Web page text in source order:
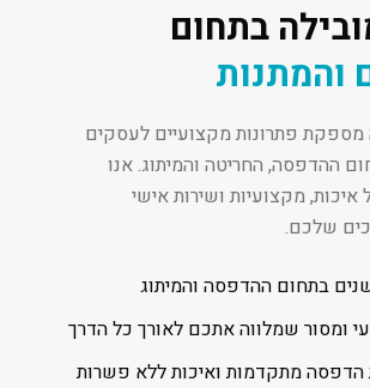
בתחום
והמתנות
פתרונות מקצועיים לעסקים
ההדפסה, החריטה והמיתוג. אנו
מקצועיות ושירות אישי
שלכם.
בתחום ההדפסה והמיתוג
ומסור שמלווה אתכם לאורך כל הדרך
הדפסה מתקדמות ואיכות ללא פשרות